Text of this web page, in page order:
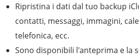
Ripristina i dati dal tuo backup
contatti, messaggi, immagini,
telefonica, ecc.
Sono disponibili l'anteprima e la